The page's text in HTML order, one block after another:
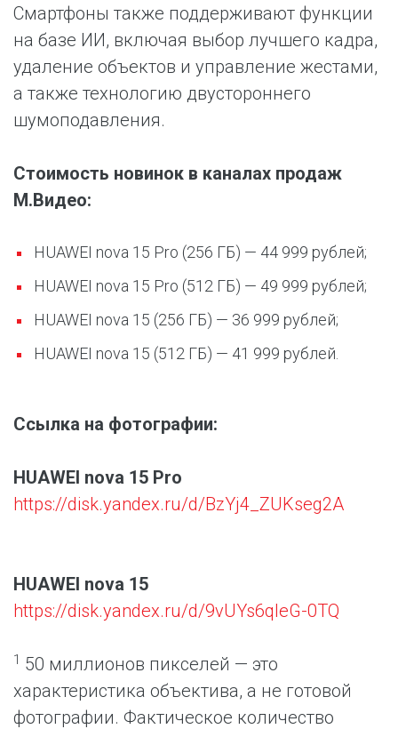
Смартфоны также поддерживают функции
на базе ИИ, включая выбор лучшего кадра,
удаление объектов и управление жестами,
а также технологию двустороннего
шумоподавления.
Стоимость новинок в каналах продаж
М.Видео:
HUAWEI nova 15 Pro (256 ГБ) — 44 999 рублей;
HUAWEI nova 15 Pro (512 ГБ) — 49 999 рублей;
HUAWEI nova 15 (256 ГБ) — 36 999 рублей;
HUAWEI nova 15 (512 ГБ) — 41 999 рублей.
Ссылка на фотографии:
HUAWEI nova 15 Pro
https://disk.yandex.ru/d/BzYj4_ZUKseg2A
HUAWEI nova 15
https://disk.yandex.ru/d/9vUYs6qIeG-0TQ
1 50 миллионов пикселей — это
характеристика объектива, а не готовой
фотографии. Фактическое количество